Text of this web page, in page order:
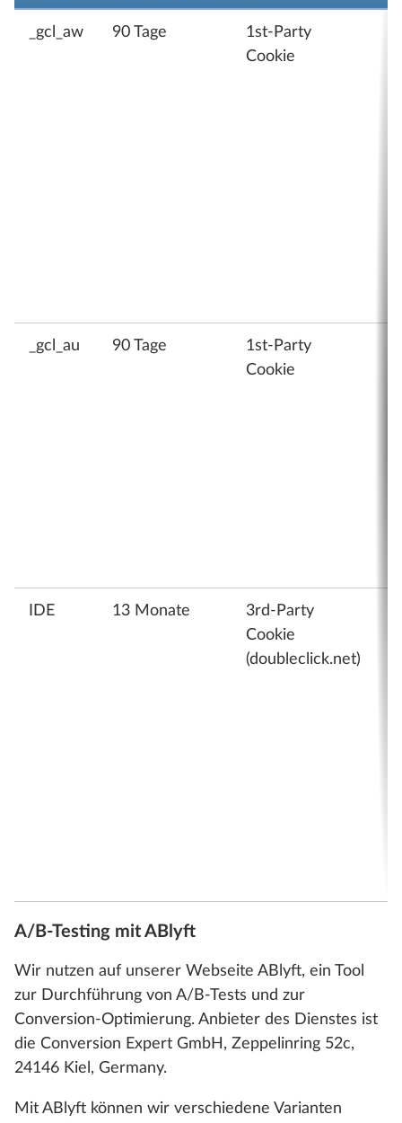
_gcl_aw 90 Tage
1st-Party
Cookie
_gcl_au 90 Tage
1st-Party
Cookie
IDE 13 Monate
3rd-Party
Cookie
(doubleclick.net)
A/B-Testing mit ABlyft
Wir nutzen auf unserer Webseite ABlyft, ein Tool
zur Durchführung von A/B-Tests und zur
Conversion-Optimierung. Anbieter des Dienstes ist
die Conversion Expert GmbH, Zeppelinring 52c,
24146 Kiel, Germany.
Mit ABlyft können wir verschiedene Varianten